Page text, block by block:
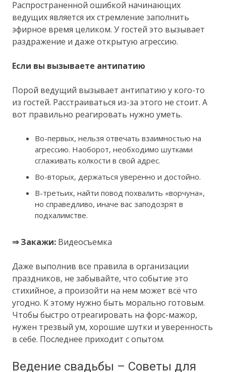
Распространенной ошибкой начинающих
ведущих является их стремление заполнить
эфирное время целиком. У гостей это вызывает
раздражение и даже открытую агрессию.
Если вы вызываете антипатию
Порой ведущий вызывает антипатию у кого-то
из гостей. Расстраиваться из-за этого не стоит. А
вот правильно реагировать нужно уметь.
Во-первых, нельзя отвечать взаимностью на
агрессию. Наоборот, необходимо шутками
сглаживать колкости в свой адрес.
Во-вторых, держаться уверенно и достойно.
В-третьих, найти повод похвалить «ворчуна»,
но справедливо, иначе вас заподозрят в
подхалимстве.
⇒ Закажи: Видеосъемка
Даже выполнив все правила в организации
праздников, не забывайте, что событие это
стихийное, а произойти на нем может всё что
угодно. К этому нужно быть морально готовым.
Чтобы быстро отреагировать на форс-мажор,
нужен трезвый ум, хорошие шутки и уверенность
в себе. Последнее приходит с опытом.
Ведение свадьбы – Советы для